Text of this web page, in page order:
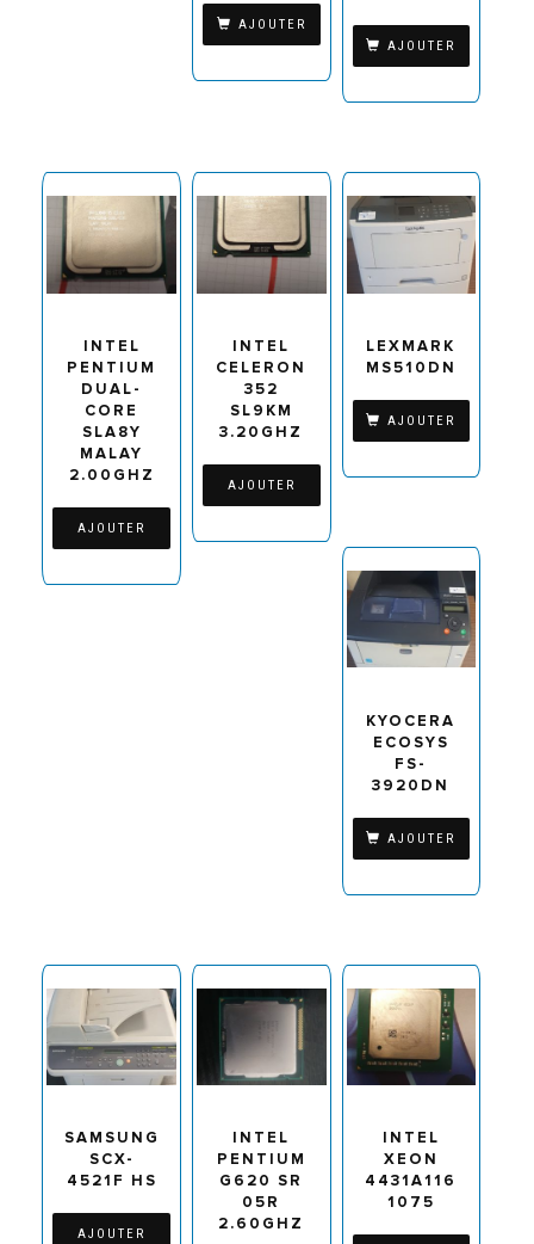
AJOUTER
AJOUTER
INTEL
PENTIUM
DUAL-
CORE
SLA8Y
MALAY
2.00GHZ
AJOUTER
INTEL
CELERON
352
SL9KM
3.20GHZ
AJOUTER
LEXMARK
MS510DN
AJOUTER
KYOCERA
ECOSYS
FS-
3920DN
AJOUTER
SAMSUNG
SCX-
4521F HS
AJOUTER
INTEL
PENTIUM
G620 SR
05R
2.60GHZ
INTEL
XEON
4431A116
1075